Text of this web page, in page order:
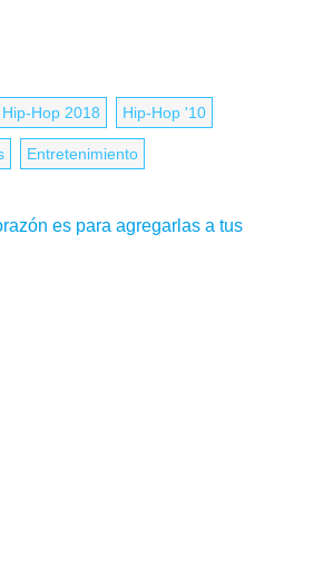
Hip-Hop 2018 Hip-Hop '10
Entretenimiento
es para agregarlas a tus